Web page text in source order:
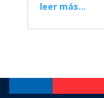
leer más...